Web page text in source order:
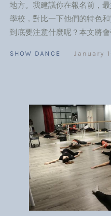
地方。我建議你在報名前，
學校，對比一下他們的特色
到底要注意什麼呢？本文將會
SHOW DANCE January